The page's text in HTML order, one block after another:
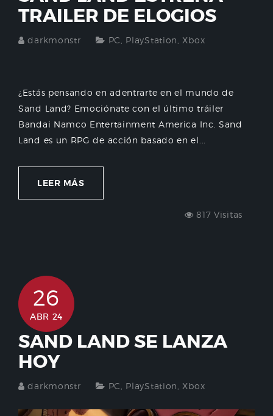
TRAILER DE ELOGIOS
darkmonstr PC PlayStation Xbox
¿Estás pensando en adentrarte en el mundo de
Sand Land? Emociónate con el último tráiler
Bandai Namco Entertainment America Inc. Sand
Land es un RPG de acción basado en el...
LEER MÁS
817 Visitas
26
ABR 24
SAND LAND SE LANZA
HOY
darkmonstr PC PlayStation Xbox